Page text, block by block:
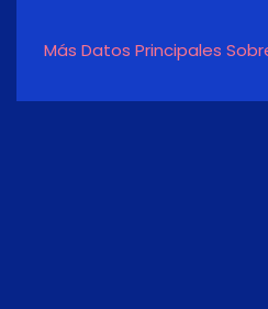
Más Datos Principales